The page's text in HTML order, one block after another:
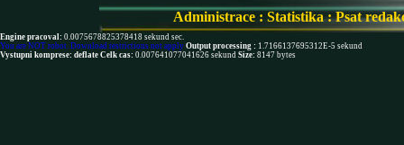
Administrace : Statistika:Psat
Engine pracoval: 0.0075678825378418 sekund sec.
You are NOT robot. Download restrictions not apply Output processing : 1.7166137695312E-5 sekund
Vystupni komprese: deflate Celk cas: 0.007641077041626 sekund Size: 8147 bytes